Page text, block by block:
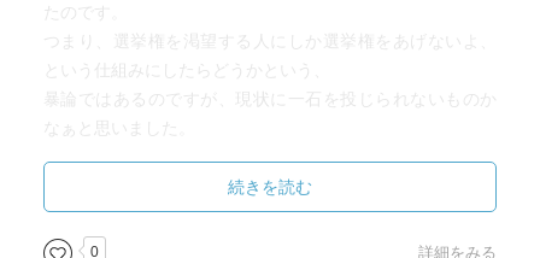
たのです。
つまり、選挙権を渇望する人にしか選挙権をあげないよ、
という仕組みにしたらどうかという、
暴論ではあるのですが、現状に一石を投じられないものか
なぁと思いました。
本書によると、アメリカの大統領選挙の投票率も、50～
60％だそうです。
日本とさほど変わらない。ところが、ヨーロッパへいく
続きを読む
0 詳細をみる